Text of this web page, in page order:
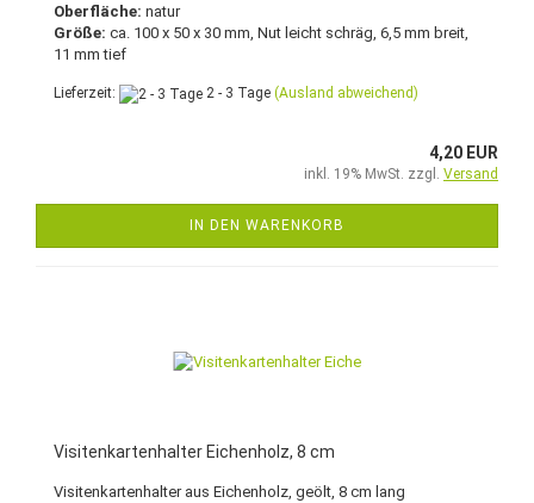
Oberfläche: natur
Größe: ca. 100 x 50 x 30 mm, Nut leicht schräg, 6,5 mm breit,
11 mm tief
Lieferzeit: 2 - 3 Tage (Ausland abweichend)
4,20 EUR
inkl. 19% MwSt. zzgl. Versand
IN DEN WARENKORB
Visitenkartenhalter Eichenholz, 8 cm
Visitenkartenhalter aus Eichenholz, geölt, 8 cm lang